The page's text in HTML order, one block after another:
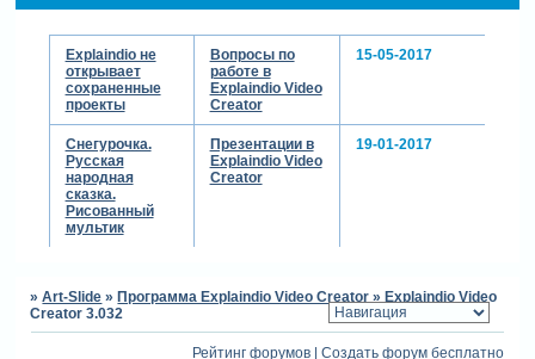
демонстрируют отличные
буду только
либо поделится моими
постараюсь до сентября
держать ссылки в
рисованным видео!
Explaindio не
открывает
сохраненные
проекты
Вопросы по
работе в
Explaindio Video
Creator
15-05-2017
Снегурочка.
Русская
народная
сказка.
Рисованный
мультик
Презентации в
Explaindio Video
Creator
19-01-2017
»Art-Slide » Программа Explaindio Video Creator » Explaindio Video
Creator 3.032
Рейтинг форумов |Создать форум бесплатно